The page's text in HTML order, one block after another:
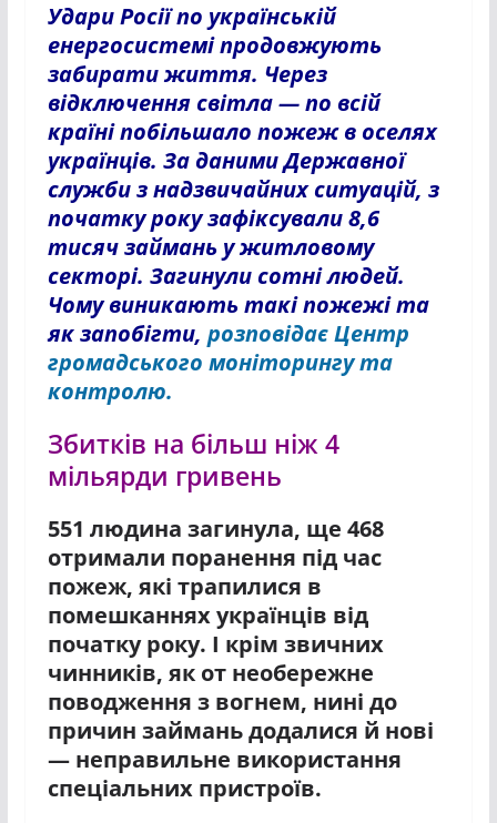
Удари Росії по українській
енергосистемі продовжують
забирати життя. Через
відключення світла — по всій
країні побільшало пожеж в оселях
українців. За даними Державної
служби з надзвичайних ситуацій, з
початку року зафіксували 8,6
тисяч займань у житловому
секторі. Загинули сотні людей.
Чому виникають такі пожежі та
як запобігти, розповідає Центр
громадського моніторингу та
контролю.
Збитків на більш ніж 4
мільярди гривень
551 людина загинула, ще 468
отримали поранення під час
пожеж, які трапилися в
помешканнях українців від
початку року. І крім звичних
чинників, як от необережне
поводження з вогнем, нині до
причин займань додалися й нові
— неправильне використання
спеціальних пристроїв.